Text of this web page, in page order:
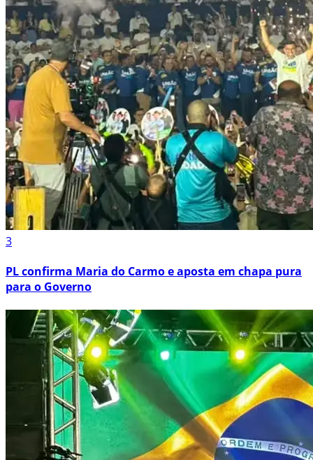
3
PL confirma Maria do Carmo e aposta em chapa pura
para o Governo